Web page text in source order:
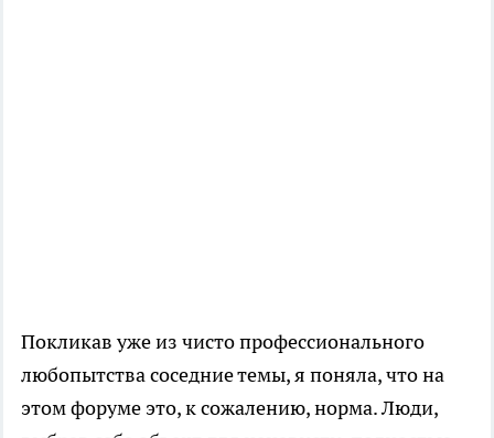
Покликав уже из чисто профессионального
любопытства соседние темы, я поняла, что на
этом форуме это, к сожалению, норма. Люди,